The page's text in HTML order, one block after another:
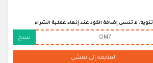
تنويه: لا تنسى إضافة الكود عند إنهاء عملية الشراء
OM7 نسخ
المتابعة إلى نمشي